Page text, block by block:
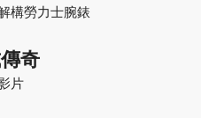
構勞力士腕錶
奇
片